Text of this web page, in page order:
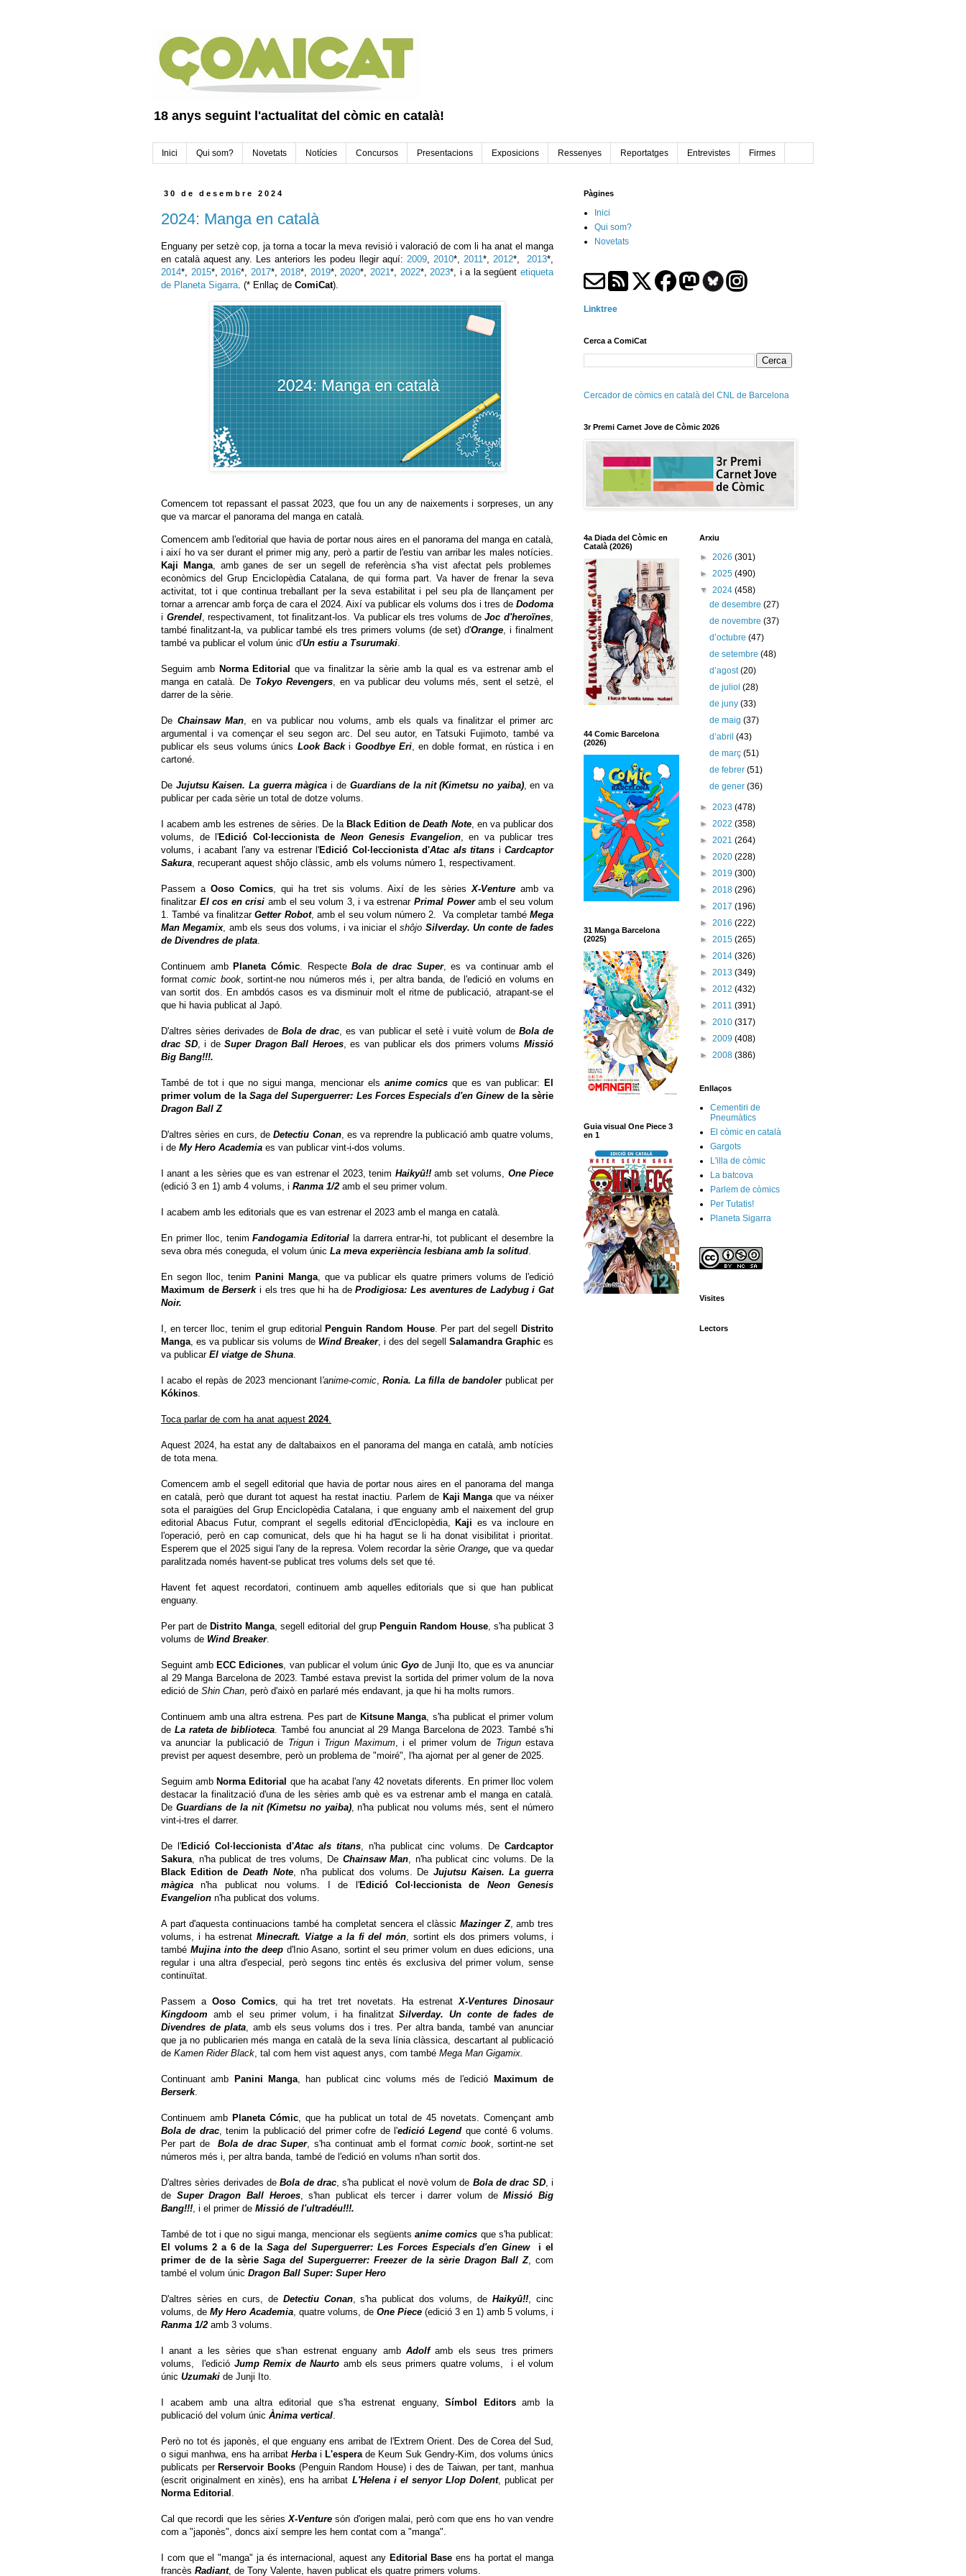
18 anys seguint l'actualitat del còmic en català!
Inici Qui som? Novetats Notícies Concursos Presentacions Exposicions Ressenyes Reportatges Entrevistes Firmes
30 de desembre 2024
2024: Manga en català
Enguany per setzè cop, ja torna a tocar la meva revisió i valoració de com li ha anat el manga
en català aquest any. Les anteriors les podeu llegir aquí: 2009, 2010*, 2011*, 2012*,2013*,
2014*, 2015*,2016*, 2017*,2018*, 2019*,2020*,2021*, 2022*,2023*, i a la següentetiqueta
de Planeta Sigarra. (* Enllaç de ComiCat).
Comencem tot repassant el passat 2023, que fou un any de naixements i sorpreses, un any
que va marcar el panorama del manga en català.
Comencem amb l'editorial que havia de portar nous aires en el panorama del manga en català,
i així ho va ser durant el primer mig any, però a partir de l'estiu van arribar les males notícies.
Kaji Manga, amb ganes de ser un segell de referència s'ha vist afectat pels problemes
econòmics del Grup Enciclopèdia Catalana, de qui forma part. Va haver de frenar la seva
activitat, tot i que continua treballant per la seva estabilitat i pel seu pla de llançament per
tornar a arrencar amb força de cara el 2024. Així va publicar els volums dos i tres de Dodoma
i Grendel, respectivament, tot finalitzant-los. Va publicar els tres volums deJoc d'heroïnes
també finalitzant-la, va publicar també els tres primers volums (de set) d'Orange , i finalment
també va publicar el volum únic d'Un estiu a Tsurumaki
Seguim amb Norma Editorial que va finalitzar la sèrie amb la qual es va estrenar amb el
manga en català. De Tokyo Revengers , en va publicar deu volums més, sent el setzè, el
darrer de la sèrie.
De Chainsaw Man , en va publicar nou volums, amb els quals va finalitzar el primer arc
argumental i va començar el seu segon arc. Del seu autor, en Tatsuki Fujimoto, també va
publicar els seus volums únics Look Backi Goodbye Eri, en doble format, en rústica i en
cartoné.
De Jujutsu Kaisen. La guerra màgica i de Guardians de la nit (Kimetsu no yaiba), en va
publicar per cada sèrie un total de dotze volums.
I acabem amb les estrenes de sèries. De laBlack Edition deDeath Note, en va publicar dos
volums, de l'Edició Col·leccionista de Neon Genesis Evangelion, en va publicar tres
volums, i acabant l'any va estrenar l'Edició Col·leccionista d'Atac als titans i Cardcaptor
Sakura , recuperant aquest shôjo clàssic, amb els volums número 1, respectivament.
Passem aOoso Comics , qui ha tret sis volums. Així de les sèries X-Ventureamb va
finalitzar El cos en crisi amb el seu volum 3, i va estrenar Primal Poweramb el seu volum
1. També va finalitzarGetter Robot, amb el seu volum número 2. Va completar també Mega
Man Megamix, amb els seus dos volums, i va iniciar elshôjo Silverday. Un conte de fades
de Divendres de plata
Continuem ambPlaneta Cómic . RespecteBola de drac Super, es va continuar amb el
formatcomic book, sortint-ne nou números més i, per altra banda, de l'edició en volums en
van sortit dos. En ambdós casos es va disminuir molt el ritme de publicació, atrapant-se el
que hi havia publicat al Japó.
D'altres sèries derivades deBola de drac , es van publicar el setè i vuitè volum de Bola de
drac SD, i deSuper Dragon Ball Heroes, es van publicar els dos primers volumsMissió
Big Bang!!!.
També de tot i que no sigui manga, mencionar els anime comics que es van publicar: El
primer volum de la Saga del Superguerrer: Les Forces Especials d'en Ginew de la sèrie
Dragon Ball Z
D'altres sèries en curs, deDetectiu Conan, es va reprendre la publicació amb quatre volums,
i de My Hero Academia es van publicar vint-i-dos volums.
I anant a les sèries que es van estrenar el 2023, tenim Haikyû!!amb set volums, One Piece
(edició 3 en 1) amb 4 volums, i Ranma 1/2 amb el seu primer volum.
I acabem amb les editorials que es van estrenar el 2023 amb el manga en català.
En primer lloc, tenimFandogamia Editorial la darrera entrar-hi, tot publicant el desembre la
seva obra més coneguda, el volum únic La meva experiència lesbiana amb la solitud
En segon lloc, tenim Panini Manga, que va publicar els quatre primers volums de l'edició
Maximum deBerserki els tres que hi ha deProdigiosa: Les aventures de Ladybug i Gat
Noir.
I, en tercer lloc, tenim el grup editorialPenguin Random House. Per part del segellDistrito
Manga , es va publicar sis volums de Wind Breaker, i des del segell Salamandra Graphic es
va publicar El viatge de Shuna
I acabo el repàs de 2023 mencionant l'anime-comic ,Ronia. La filla de bandolerpublicat per
Kókinos
Toca parlar de com ha anat aquest 2024.
Aquest 2024, ha estat any de daltabaixos en el panorama del manga en català, amb notícies
de tota mena.
Comencem amb el segell editorial que havia de portar nous aires en el panorama del manga
en català, però que durant tot aquest ha restat inactiu. Parlem deKaji Manga que va néixer
sota el paraigües del Grup Enciclopèdia Catalana, i que enguany amb el naixement del grup
editorial Abacus Futur, comprant el segells editorial d'Enciclopèdia,Kaji es va incloure en
l'operació, però en cap comunicat, dels que hi ha hagut se li ha donat visibilitat i prioritat.
Esperem que el 2025 sigui l'any de la represa. Volem recordar la sèrie Orange, que va quedar
paralitzada només havent-se publicat tres volums dels set que té.
Havent fet aquest recordatori, continuem amb aquelles editorials que si que han publicat
enguany.
Per part deDistrito Manga , segell editorial del grup Penguin Random House, s'ha publicat 3
volums de Wind Breaker.
Seguint ambECC Ediciones , van publicar el volum únicGyo de Junji Ito, que es va anunciar
al 29 Manga Barcelona de 2023. També estava previst la sortida del primer volum de la nova
edició de Shin Chan , però d'això en parlaré més endavant, ja que hi ha molts rumors.
Continuem amb una altra estrena. Pes part de Kitsune Manga , s'ha publicat el primer volum
de La rateta de biblioteca . També fou anunciat al 29 Manga Barcelona de 2023. També s'hi
va anunciar la publicació de Triguni Trigun Maximum, i el primer volum de Trigunestava
previst per aquest desembre, però un problema de "moiré", l'ha ajornat per al gener de 2025.
Seguim ambNorma Editorial que ha acabat l'any 42 novetats diferents. En primer lloc volem
destacar la finalització d'una de les sèries amb què es va estrenar amb el manga en català.
De Guardians de la nit (Kimetsu no yaiba), n'ha publicat nou volums més, sent el número
vint-i-tres el darrer.
De l'Edició Col·leccionista d'Atac als titans , n'ha publicat cinc volums. De Cardcaptor
Sakura , n'ha publicat de tres volums, De Chainsaw Man , n'ha publicat cinc volums. De la
Black Edition deDeath Note, n'ha publicat dos volums. De Jujutsu Kaisen. La guerra
màgica n'ha publicat nou volums. I de l'Edició Col·leccionista de Neon Genesis
Evangelion n'ha publicat dos volums.
A part d'aquesta continuacions també ha completat sencera el clàssic Mazinger Z, amb tres
volums, i ha estrenatMinecraft. Viatge a la fi del món , sortint els dos primers volums, i
també Mujina into the deepd'Inio Asano, sortint el seu primer volum en dues edicions, una
regular i una altra d'especial, però segons tinc entès és exclusiva del primer volum, sense
continuïtat.
Passem aOoso Comics , qui ha tret tret novetats. Ha estrenat X-Ventures Dinosaur
Kingdoom amb el seu primer volum, i ha finalitzatSilverday. Un conte de fades de
Divendres de plata , amb els seus volums dos i tres. Per altra banda, també van anunciar
que ja no publicarien més manga en català de la seva línia clàssica, descartant al publicació
de Kamen Rider Black , tal com hem vist aquest anys, com també Mega Man Gigamix.
Continuant amb Panini Manga , han publicat cinc volums més de l'edició Maximum de
Berserk.
Continuem amb Planeta Cómic, que ha publicat un total de 45 novetats. Començant amb
Bola de drac, tenim la publicació del primer cofre de l'edició Legend que conté 6 volums.
Per part de Bola de drac Super, s'ha continuat amb el format comic book, sortint-ne set
números més i, per altra banda, també de l'edició en volums n'han sortit dos.
D'altres sèries derivades deBola de drac , s'ha publicat el novè volum de Bola de drac SD, i
de Super Dragon Ball Heroes, s'han publicat els tercer i darrer volum deMissió Big
Bang!!! , i el primer de Missió de l'ultradéu!!!.
També de tot i que no sigui manga, mencionar els següents anime comics que s'ha publicat:
El volums 2 a 6 de laSaga del Superguerrer: Les Forces Especials d'en Ginewi el
primer de de la sèrie Saga del Superguerrer: Freezer de la sèrie Dragon Ball Z, com
també el volum únic Dragon Ball Super: Super Hero
D'altres sèries en curs, de Detectiu Conan, s'ha publicat dos volums, deHaikyû!! , cinc
volums, de My Hero Academia , quatre volums, de One Piece (edició 3 en 1) amb 5 volums, i
Ranma 1/2 amb 3 volums.
I anant a les sèries que s'han estrenat enguany amb Adolfamb els seus tres primers
volums, l'edició Jump Remix de Naurto amb els seus primers quatre volums, i el volum
únic Uzumaki de Junji Ito.
I acabem amb una altra editorial que s'ha estrenat enguany,Símbol Editorsamb la
publicació del volum únic Ànima vertical
Però no tot és japonès, el que enguany ens arribat de l'Extrem Orient. Des de Corea del Sud,
o sigui manhwa, ens ha arribat Herba i L'espera de Keum Suk Gendry-Kim, dos volums únics
publicats perRerservoir Books (Penguin Random House) i des de Taiwan, per tant, manhua
(escrit originalment en xinès), ens ha arribat L'Helena i el senyor Llop Dolent, publicat per
Norma Editorial
Cal que recordi que les sèriesX-Venture són d'origen malai, però com que ens ho van vendre
com a "japonès", doncs així sempre les hem contat com a "manga".
I com que el "manga" ja és internacional, aquest any Editorial Base ens ha portat el manga
francès Radiant, de Tony Valente, haven publicat els quatre primers volums.
Pàgines
Inici
Qui som?
Novetats
Linktree
Cerca a ComiCat
Cercador de còmics en català del CNL de Barcelona
3r Premi Carnet Jove de Còmic 2026
4a Diada del Còmic en
Català (2026)
44 Comic Barcelona
(2026)
31 Manga Barcelona
(2025)
Guia visual One Piece 3
en 1
Arxiu
► 2026 (301)
► 2025 (490)
▼ 2024 (458)
de desembre(27)
de novembre(37)
d’octubre(47)
de setembre(48)
d’agost(20)
de juliol(28)
de juny(33)
de maig(37)
d’abril(43)
de març(51)
de febrer(51)
de gener(36)
► 2023 (478)
► 2022 (358)
► 2021 (264)
► 2020 (228)
► 2019 (300)
► 2018 (296)
► 2017 (196)
► 2016 (222)
► 2015 (265)
► 2014 (326)
► 2013 (349)
► 2012 (432)
► 2011 (391)
► 2010 (317)
► 2009 (408)
► 2008 (386)
Enllaços
Cementiri de
Pneumàtics
El còmic en català
Gargots
L'illa de còmic
La batcova
Parlem de còmics
Per Tutatis!
Planeta Sigarra
Visites
Lectors